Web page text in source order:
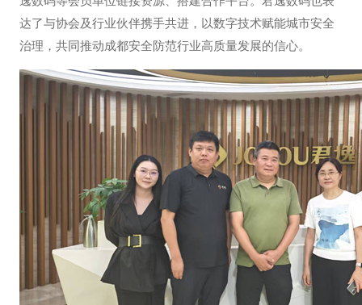
达了与协会及行业伙伴携手共进，以数字技术赋能城市安全
治理，共同推动成都安全防范行业高质量发展的信心。